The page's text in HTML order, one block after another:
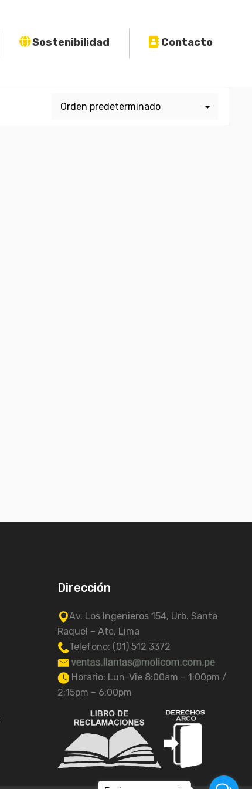
Sostenibilidad Contacto
Dirección
Av. Los Ingenieros 154, Urb. Santa
Raquel – Ate, Lima
Telefono: (01) 512 3372
Horario: Lun-Vie 8:00am – 1:00pm /
2:15pm – 6:00pm